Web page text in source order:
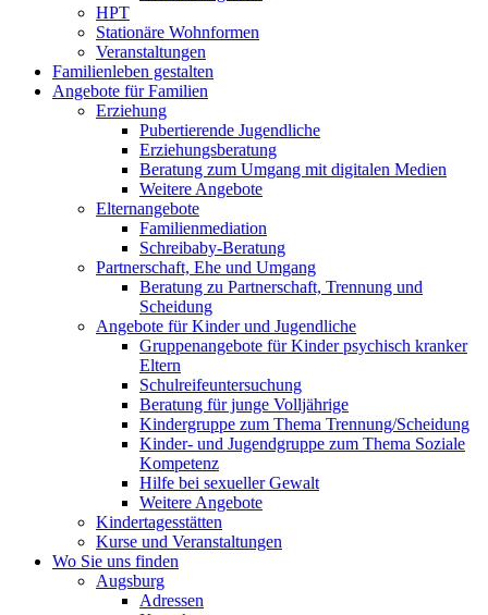
HPT
Stationäre Wohnformen
Veranstaltungen
Familienleben gestalten
Angebote für Familien
Erziehung
Pubertierende Jugendliche
Erziehungsberatung
Beratung zum Umgang mit digitalen Medien
Weitere Angebote
Elternangebote
Familienmediation
Schreibaby-Beratung
Partnerschaft, Ehe und Umgang
Beratung zu Partnerschaft, Trennung und
Scheidung
Angebote für Kinder und Jugendliche
Gruppenangebote für Kinder psychisch kranker
Eltern
Schulreifeuntersuchung
Beratung für junge Volljährige
Kindergruppe zum Thema Trennung/Scheidung
Kinder- und Jugendgruppe zum Thema Soziale
Kompetenz
Hilfe bei sexueller Gewalt
Weitere Angebote
Kindertagesstätten
Kurse und Veranstaltungen
Wo Sie uns finden
Augsburg
Adressen